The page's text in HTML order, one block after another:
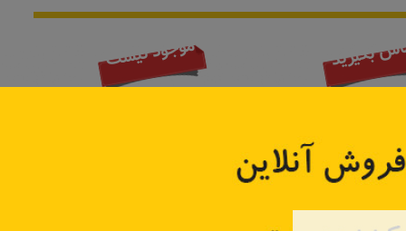
بگیرید موجود نیست